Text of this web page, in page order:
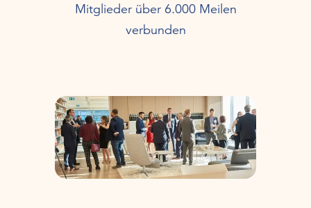
Mitglieder über 6.000 Meilen
verbunden